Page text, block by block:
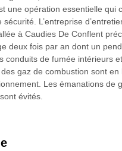
une opération essentielle qui
L’entreprise
à Caudies De Conflent
deux fois par an dont un
conduits de fumée intérieurs
gaz de combustion sont en
Les émanations de
évités.